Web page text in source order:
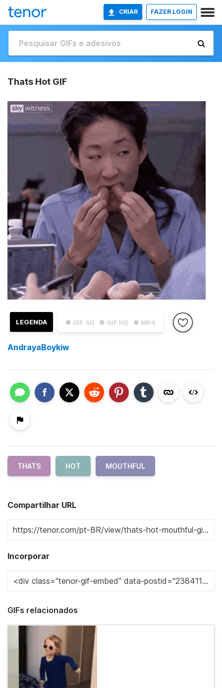
CRIAR FAZER LOGIN
Thats Hot GIF
● GIF SD ● GIF HD ● MP4
LEGENDA
AndrayaBoykiw
THATS HOT MOUTHFUL
Compartilhar URL
Incorporar
GIFs relacionados